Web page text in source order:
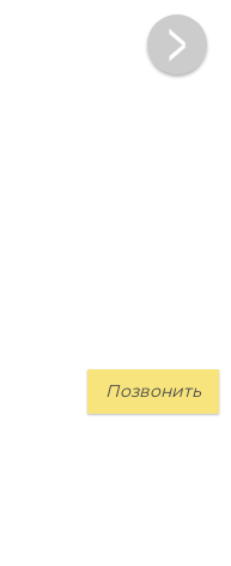
Позвонить